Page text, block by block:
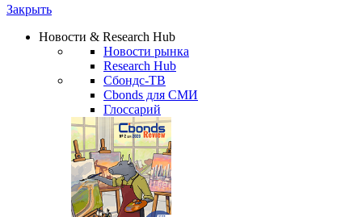
Watchlist
Сбондс Люди
Новости & Research Hub
Новости рынка
Research Hub
Сбондс-ТВ
Cbonds для СМИ
Глоссарий